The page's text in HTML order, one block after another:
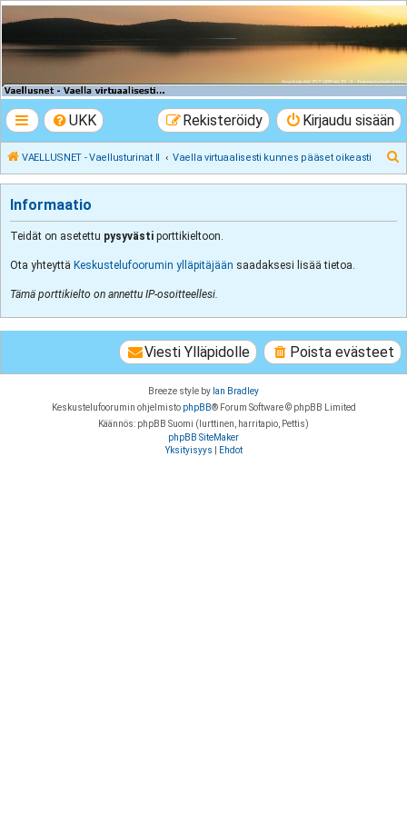
VAELLUSNET -
Vaellusturinat II
UKK Kirjaudu sisään
Rekisteröidy
VAELLUSNET - Vaellusturinat II Vaella virtuaalisesti kunnes pääset oikeasti
Informaatio
Teidät on asetettu pysyvästi porttikieltoon.
Ota yhteyttä Keskustelufoorumin ylläpitäjään saadaksesi lisää tietoa.
Tämä porttikielto on annettu IP-osoitteellesi.
Poista evästeet
Viesti Ylläpidolle
Breeze style by Ian Bradley
Keskustelufoorumin ohjelmisto phpBB® Forum Software © phpBB Limited
Käännös: phpBB Suomi (lurttinen, harritapio, Pettis)
phpBB SiteMaker
Yksityisyys
Ehdot